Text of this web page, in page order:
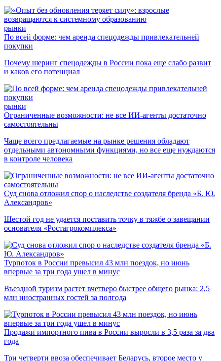
рынки
По всей форме: чем аренда спецодежды привлекательней
покупки
Почему шеринг спецодежды в России пока еще слабо развит
и каков его потенциал
рынки
Ограниченные возможности: не все ИИ-агенты достаточно
самостоятельны
Чаще всего предлагаемые на рынке решения обладают
отдельными автономными функциями, но все еще нуждаются
в контроле человека
Суд снова отложил спор о наследстве создателя бренда «Б. Ю.
Александров»
Шестой год не удается поставить точку в тяжбе о завещании
основателя «Ростагрокомплекса»
Турпоток в России превысил 43 млн поездок, но июнь
впервые за три года ушел в минус
Въездной туризм растет вчетверо быстрее общего рынка: 2,5
млн иностранных гостей за полгода
Продажи импортного пива в России выросли в 3,5 раза за два
года
Три четверти ввоза обеспечивает Беларусь, второе место у